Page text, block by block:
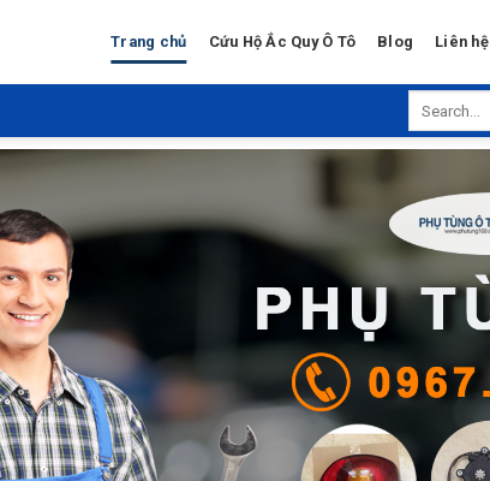
Trang chủ Cứu Hộ Ắc Quy Ô Tô Blog Liên hệ